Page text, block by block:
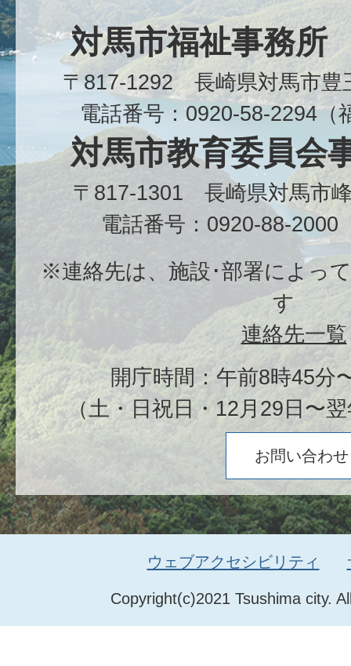
対馬市福祉事務所
〒817-1292 長崎県対馬市
電話番号：0920-58-2294（
対馬市教育委員会
〒817-1301 長崎県対馬市
電話番号：0920-88-2000
※連絡先は、施設･部署によっ
す
連絡先一覧
開庁時間：午前8時45分
（土・日祝日・12月29日〜
お問い合わせ
Copyright(c)2021 Tsushima city.
ウェブアクセシビリティ